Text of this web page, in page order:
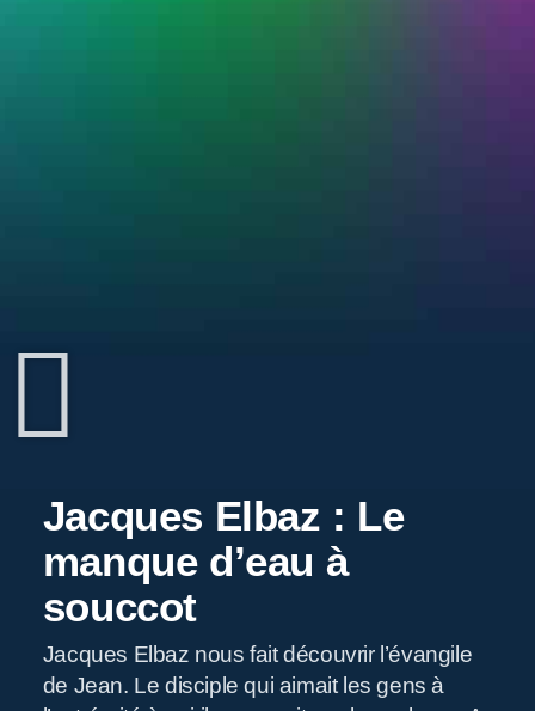
Jacques Elbaz : Le
manque d’eau à
souccot
Jacques Elbaz nous fait découvrir l’évangile
de Jean. Le disciple qui aimait les gens à